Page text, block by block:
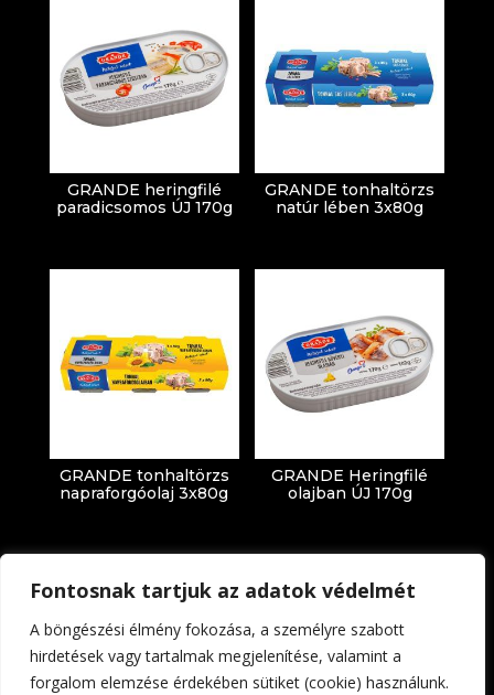
Fontosnak tartjuk az adatok védelmét
A böngészési élmény fokozása, a személyre szabott
hirdetések vagy tartalmak megjelenítése, valamint a
forgalom elemzése érdekében sütiket (cookie) használunk.
GRANDE heringfilé
paradicsomos ÚJ 170g
GRANDE tonhaltörzs
natúr lében 3x80g
GRANDE tonhaltörzs
napraforgóolaj 3x80g
GRANDE Heringfilé
olajban ÚJ 170g
Impresszum Adatkezelési tájékoztató